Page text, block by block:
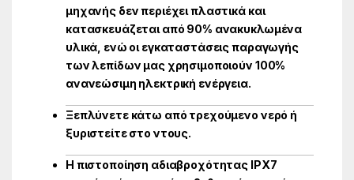
μηχανής δεν περιέχει πλαστικά και
κατασκευάζεται από 90% ανακυκλωμένα
υλικά, ενώ οι εγκαταστάσεις παραγωγής
των λεπίδων μας χρησιμοποιούν 100%
ανανεώσιμη ηλεκτρική ενέργεια.
Ξεπλύνετε κάτω από τρεχούμενο νερό ή
ξυριστείτε στο ντους.
Η πιστοποίηση αδιαβροχότητας IPX7